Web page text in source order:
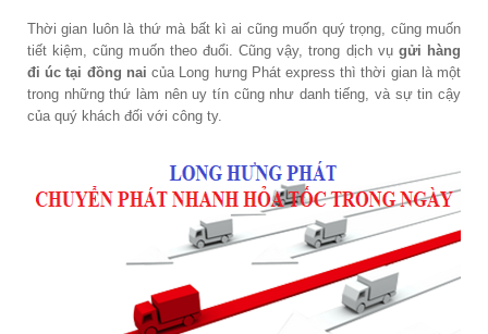
Thời gian luôn là thứ mà bất kì ai cũng muốn quý trọng, cũng muốn
tiết kiệm, cũng muốn theo đuổi. Cũng vậy, trong dịch vụ gửi hàng
đi úc tại đồng nai của Long hưng Phát express thì thời gian là một
trong những thứ làm nên uy tín cũng như danh tiếng, và sự tin cậy
của quý khách đối với công ty.